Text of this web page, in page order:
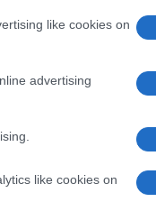
like cookies on
advertising
like cookies on